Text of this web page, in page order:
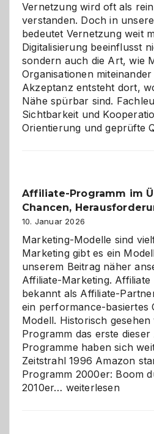
Vernetzung wird oft als
verstanden. Doch in
bedeutet Vernetzung weit
Digitalisierung beeinflusst
sondern auch die Art, wie
Organisationen
Akzeptanz entsteht dort,
Nähe spürbar sind.
Sichtbarkeit und
Orientierung und geprüfte
Affiliate-Programm im
Chancen,
10. Januar 2026
Marketing-Modelle sind
Marketing gibt es ein
unserem Beitrag näher
Affiliate-Marketing.
bekannt als Affiliate-
ein performance-basiertes
Modell. Historisch
Programm das erste
Programme haben sich
Zeitstrahl 1996 Amazon
Programm 2000er: Boom
2010er… Affiliate-
weiterlesen